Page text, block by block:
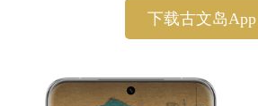
下载古文岛App